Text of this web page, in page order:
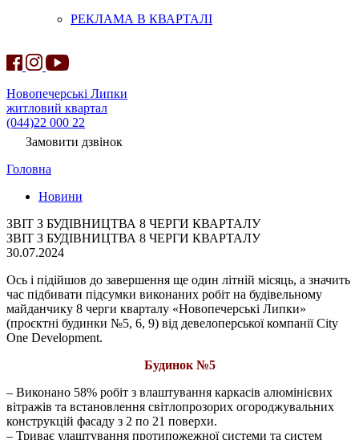
РЕКЛАМА В КВАРТАЛІ
Новопечерські Липки
житловий квартал
(044)22 000 22
Замовити дзвінок
Головна
Новини
ЗВІТ З БУДІВНИЦТВА 8 ЧЕРГИ КВАРТАЛУ
ЗВІТ З БУДІВНИЦТВА 8 ЧЕРГИ КВАРТАЛУ
30.07.2024
Ось і підійшов до завершення ще один літній місяць, а значить
час підбивати підсумки виконаних робіт на будівельному
майданчику 8 черги кварталу «Новопечерські Липки»
(проєктні будинки №5, 6, 9) від девелоперської компанії City
One Development.
Будинок №5
– Виконано 58% робіт з влаштування каркасів алюмінієвих
вітражів та встановлення світлопрозорих огороджувальних
конструкцій фасаду з 2 по 21 поверхи.
– Триває улаштування протипожежної системи та систем